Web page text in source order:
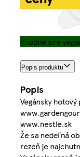
Vhodné pre
Popis produktu
Popis
Vegánsky
www.nestle.sk
Že sa nedeľná
rezeň je